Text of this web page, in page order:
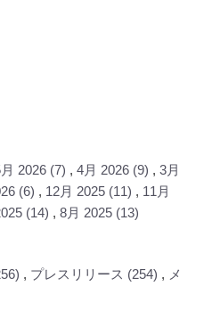
2026 (7) 4月 2026 (9)
3月
(6) 12月 2025 (11)
11月
(14) 8月 2025 (13)
プレスリリース (254)
メ